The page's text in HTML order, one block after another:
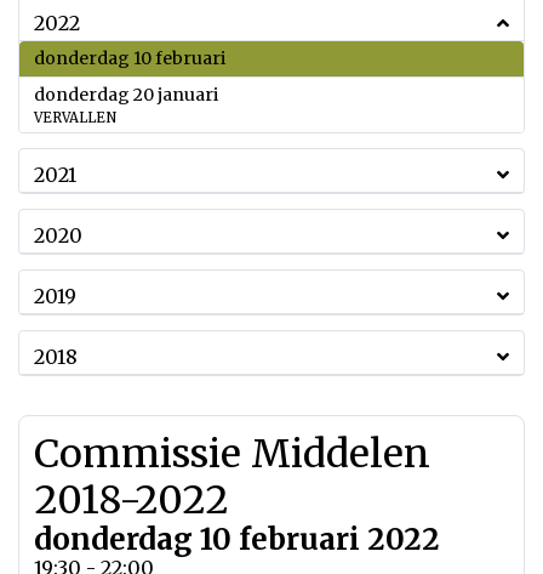
2022
donderdag 10 februari
donderdag 20 januari
VERVALLEN
2021
2020
2019
2018
Commissie Middelen
2018-2022
donderdag 10 februari 2022
19:30 - 22:00